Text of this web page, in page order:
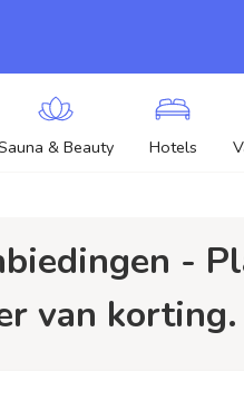
& Beauty Hotels
van korting.